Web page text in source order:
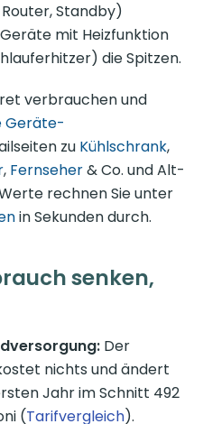
Standby)
mit Heizfunktion
die Spitzen.
verbrauchen und
Geräte-
zu Kühlschrank,
, Fernseher& Co. und Alt-
rechnen Sie unter
in Sekunden durch.
senken,
Der
nichts und ändert
Jahr im Schnitt 492
(Tarifvergleich).